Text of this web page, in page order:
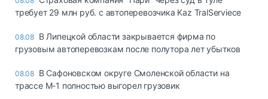
требует 29 млн руб. с автоперевозчика Kaz TralServiece
08.08 В Липецкой области закрывается фирма по
грузовым автоперевозкам после полутора лет убытков
08.08 В Сафоновском округе Смоленской области на
трассе М-1 полностью выгорел грузовик